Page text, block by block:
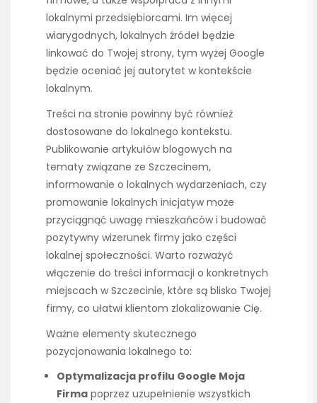
lokalnymi przedsiębiorcami. Im więcej
wiarygodnych, lokalnych źródeł będzie
linkować do Twojej strony, tym wyżej Google
będzie oceniać jej autorytet w kontekście
lokalnym.
Treści na stronie powinny być również
dostosowane do lokalnego kontekstu.
Publikowanie artykułów blogowych na
tematy związane ze Szczecinem,
informowanie o lokalnych wydarzeniach, czy
promowanie lokalnych inicjatyw może
przyciągnąć uwagę mieszkańców i budować
pozytywny wizerunek firmy jako części
lokalnej społeczności. Warto rozważyć
włączenie do treści informacji o konkretnych
miejscach w Szczecinie, które są blisko Twojej
firmy, co ułatwi klientom zlokalizowanie Cię.
Ważne elementy skutecznego
pozycjonowania lokalnego to:
Optymalizacja profilu Google Moja
Firma poprzez uzupełnienie wszystkich